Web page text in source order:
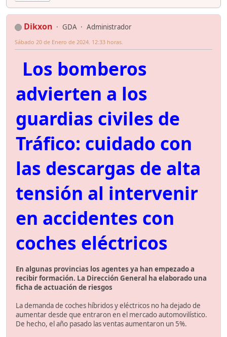
Dikxon GDA Administrador
Sábado 20 de Enero de 2024. 12:33 horas.
Los bomberos
advierten a los
guardias civiles de
Tráfico: cuidado con
las descargas de alta
tensión al intervenir
en accidentes con
coches eléctricos
En algunas provincias los agentes ya han empezado a
recibir formación. La Dirección General ha elaborado una
ficha de actuación de riesgos
La demanda de coches híbridos y eléctricos no ha dejado de
aumentar desde que entraron en el mercado automovilístico.
De hecho, el año pasado las ventas aumentaron un 5%.